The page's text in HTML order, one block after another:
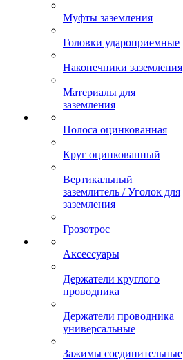
Муфты заземления
Головки удароприемные
Наконечники заземления
Материалы для
заземления
Полоса оцинкованная
Круг оцинкованный
Вертикальный
заземлитель / Уголок для
заземления
Грозотрос
Аксессуары
Держатели круглого
проводника
Держатели проводника
универсальные
Зажимы соединительные